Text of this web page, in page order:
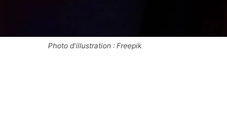
Photo d'illustration : Freepik